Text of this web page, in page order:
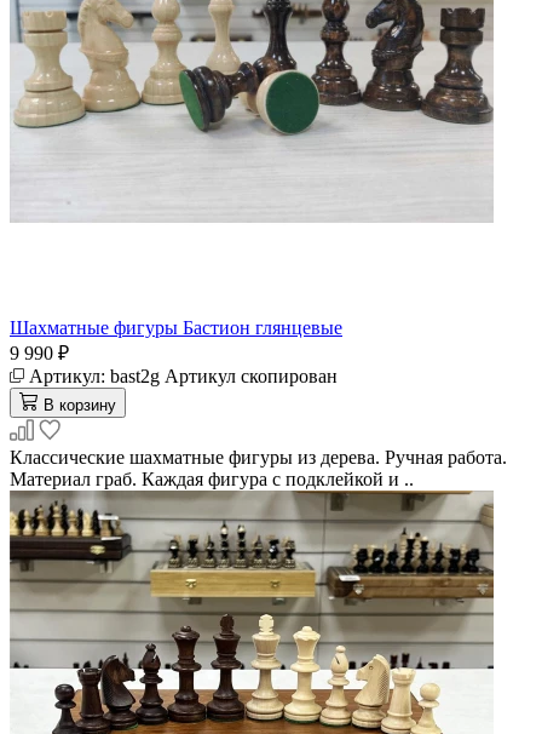
Шахматные фигуры Бастион глянцевые
9 990 ₽
Артикул: bast2g Артикул скопирован
В корзину
Классические шахматные фигуры из дерева. Ручная работа.
Материал граб. Каждая фигура с подклейкой и ..